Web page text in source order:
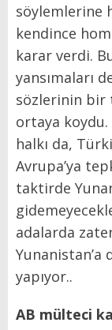
söylemlerine
kendince
karar verdi.
yansımaları
sözlerinin bir
ortaya
halkı da,
Avrupa’ya
taktirde
adalarda
Yunanistan’a
yapıyor..
AB mülteci